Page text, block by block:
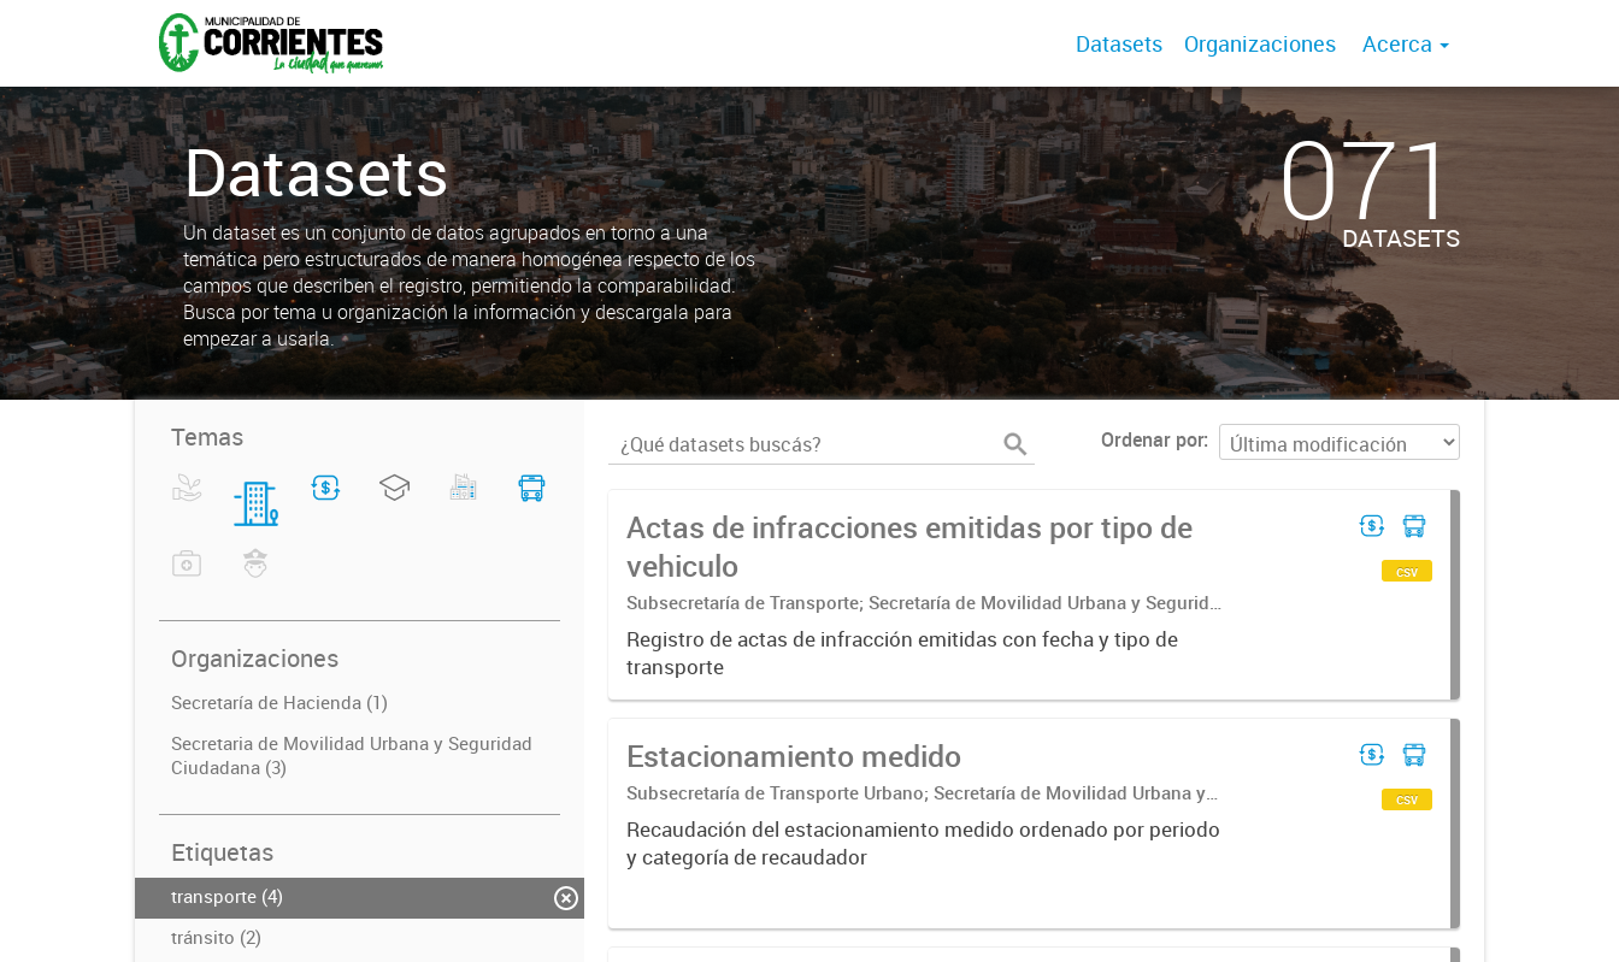
Datasets Organizaciones Acerca
Datasets
Un dataset es un conjunto de datos agrupados en torno a una
temática pero estructurados de manera homogénea respecto de los
campos que describen el registro, permitiendo la comparabilidad.
Busca por tema u organización la información y descargala para
empezar a usarla.
071
DATASETS
Temas
Organizaciones
Secretaría de Hacienda (1)
Secretaria de Movilidad Urbana y Seguridad
Ciudadana (3)
Etiquetas
transporte (4)
tránsito (2)
Ordenar por
Actas de infracciones emitidas por tipo de
vehiculo
Subsecretaría de Transporte; Secretaría de Movilidad Urbana y Seguridad
ciudadana
Registro de actas de infracción emitidas con fecha y tipo de
transporte
csv
Estacionamiento medido
Subsecretaría de Transporte Urbano; Secretaría de Movilidad Urbana y
Seguridad ciudadana; Dirección General de Transporte Urbano; Dirección
de Estacionamiento...
Recaudación del estacionamiento medido ordenado por periodo
y categoría de recaudador
csv